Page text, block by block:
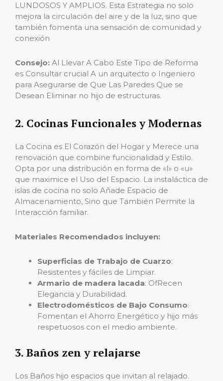
LUNDOSOS Y AMPLIOS. Esta Estrategia no solo
mejora la circulación del aire y de la luz, sino que
también fomenta una sensación de comunidad y
conexión
Consejo: Al Llevar A Cabo Este Tipo de Reforma
es Consultar crucial A un arquitecto o Ingeniero
para Asegurarse de Que Las Paredes Que se
Desean Eliminar no hijo de estructuras.
2. Cocinas Funcionales y Modernas
La Cocina es El Corazón del Hogar y Merece una
renovación que combine funcionalidad y Estilo.
Opta por una distribución en forma de «l» o «u»
que maximice el Uso del Espacio. La instaláctica de
islas de cocina no solo Añade Espacio de
Almacenamiento, Sino que También Permite la
Interacción familiar.
Materiales Recomendados incluyen:
Superficias de Trabajo de Cuarzo:
Resistentes y fáciles de Limpiar.
Armario de madera lacada: OfRecen
Elegancia y Durabilidad.
Electrodomésticos de Bajo Consumo:
Fomentan el Ahorro Energético y hijo más
respetuosos con el medio ambiente.
3. Baños zen y relajarse
Los Baños hijo espacios que invitan al relajado.